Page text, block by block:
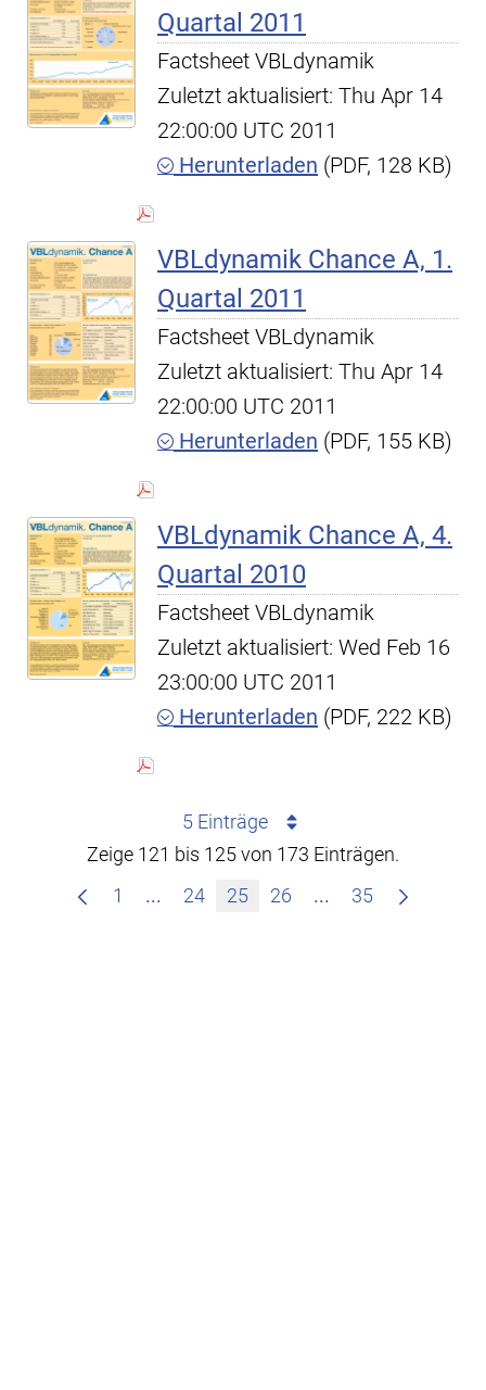
Quartal 2011
Factsheet VBLdynamik
Zuletzt aktualisiert: Thu Apr 14
22:00:00 UTC 2011
Herunterladen (PDF, 128 KB)
VBLdynamik Chance A, 1.
Quartal 2011
Factsheet VBLdynamik
Zuletzt aktualisiert: Thu Apr 14
22:00:00 UTC 2011
Herunterladen (PDF, 155 KB)
VBLdynamik Chance A, 4.
Quartal 2010
Factsheet VBLdynamik
Zuletzt aktualisiert: Wed Feb 16
23:00:00 UTC 2011
Herunterladen (PDF, 222 KB)
5 Einträge
Zeige 121 bis 125 von 173 Einträgen.
1
... Zwischenseiten Navigieren mit TAB-
24 25 26 ... Zwischenseiten
35